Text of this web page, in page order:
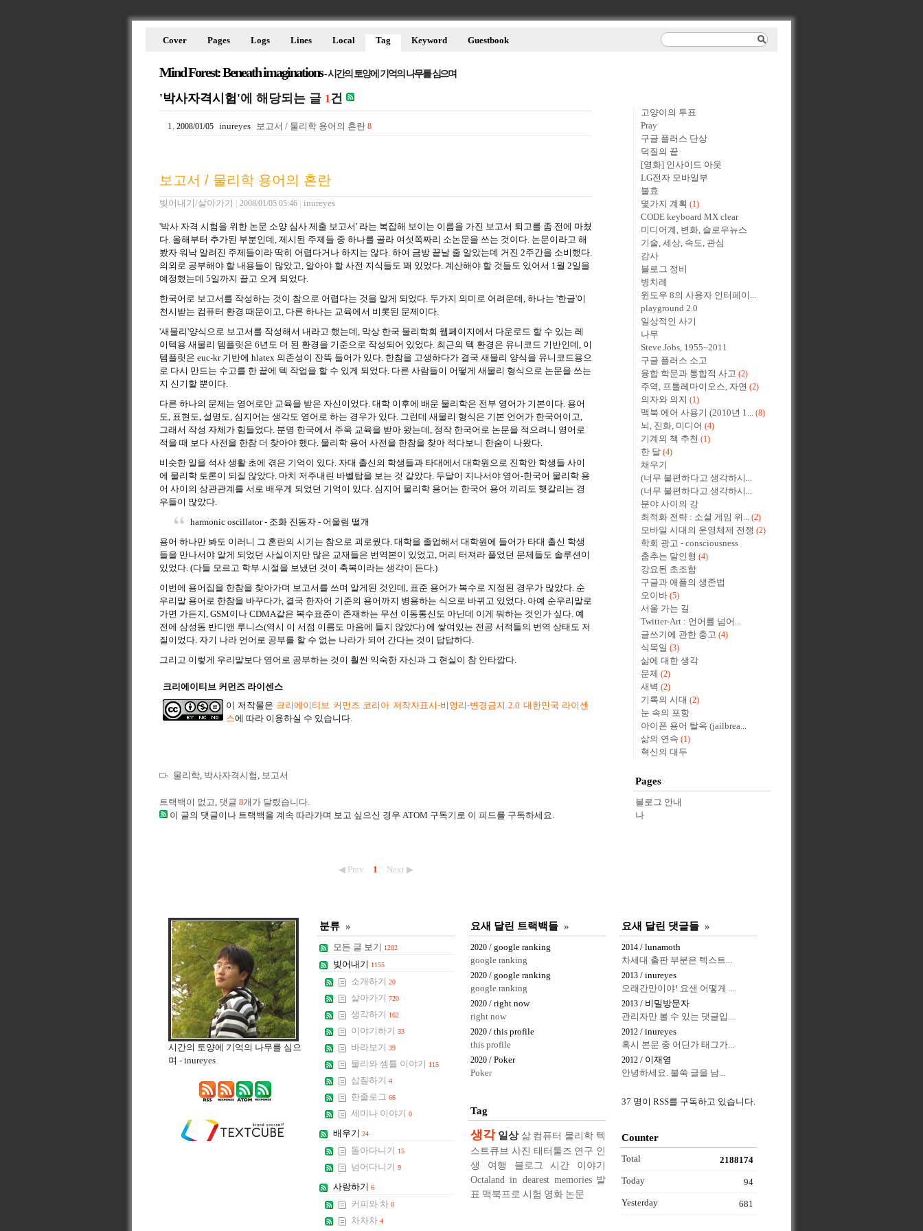
Mind Forest: Beneath imaginations- 시간의 토양에 기억의 나무를 심으며
Cover Pages Logs Lines Local Tag Keyword Guestbook
'박사자격시험'에 해당되는 글 1건
2008/01/05 inureyes 보고서 / 물리학 용어의 혼란 8
보고서 / 물리학 용어의 혼란
빚어내기/살아가기 2008/01/05 05:46 inureyes
'박사 자격 시험을 위한 논문 소양 심사 제출 보고서' 라는 복잡해 보이는 이름을 가진 보고서 퇴고를 좀 전에 마쳤
다. 올해부터 추가된 부분인데, 제시된 주제들 중 하나를 골라 여섯쪽짜리 소논문을 쓰는 것이다. 논문이라고 해
봤자 워낙 알려진 주제들이라 딱히 어렵다거나 하지는 않다. 하여 금방 끝날 줄 알았는데 거진 2주간을 소비했다.
의외로 공부해야 할 내용들이 많았고, 알아야 할 사전 지식들도 꽤 있었다. 계산해야 할 것들도 있어서 1월 2일을
예정했는데 5일까지 끌고 오게 되었다.
한국어로 보고서를 작성하는 것이 참으로 어렵다는 것을 알게 되었다. 두가지 의미로 어려운데, 하나는 '한글'이
천시받는 컴퓨터 환경 때문이고, 다른 하나는 교육에서 비롯된 문제이다.
'새물리'양식으로 보고서를 작성해서 내라고 했는데, 막상 한국 물리학회 웹페이지에서 다운로드 할 수 있는 레
이텍용 새물리 템플릿은 6년도 더 된 환경을 기준으로 작성되어 있었다. 최근의 텍 환경은 유니코드 기반인데, 이
템플릿은 euc-kr 기반에 hlatex 의존성이 잔뜩 들어가 있다. 한참을 고생하다가 결국 새물리 양식을 유니코드용으
로 다시 만드는 수고를 한 끝에 텍 작업을 할 수 있게 되었다. 다른 사람들이 어떻게 새물리 형식으로 논문을 쓰는
지 신기할 뿐이다.
다른 하나의 문제는 영어로만 교육을 받은 자신이었다. 대학 이후에 배운 물리학은 전부 영어가 기본이다. 용어
도, 표현도, 설명도, 심지어는 생각도 영어로 하는 경우가 있다. 그런데 새물리 형식은 기본 언어가 한국어이고,
그래서 작성 자체가 힘들었다. 분명 한국에서 주욱 교육을 받아 왔는데, 정작 한국어로 논문을 적으려니 영어로
적을 때 보다 사전을 한참 더 찾아야 했다. 물리학 용어 사전을 한참을 찾아 적다보니 한숨이 나왔다.
비슷한 일을 석사 생활 초에 겪은 기억이 있다. 자대 출신의 학생들과 타대에서 대학원으로 진학안 학생들 사이
에 물리학 토론이 되질 않았다. 마치 저주내린 바벨탑을 보는 것 같았다. 두달이 지나서야 영어-한국어 물리학 용
어 사이의 상관관계를 서로 배우게 되었던 기억이 있다. 심지어 물리학 용어는 한국어 용어 끼리도 햇갈리는 경
우들이 많았다.
harmonic oscillator - 조화 진동자 - 어울림 떨개
용어 하나만 봐도 이러니 그 혼란의 시기는 참으로 괴로웠다. 대학을 졸업해서 대학원에 들어가 타대 출신 학생
들을 만나서야 알게 되었던 사실이지만 많은 교재들은 번역본이 있었고, 머리 터져라 풀었던 문제들도 솔루션이
있었다. (다들 모르고 학부 시절을 보냈던 것이 축복이라는 생각이 든다.)
이번에 용어집을 한참을 찾아가며 보고서를 쓰며 알게된 것인데, 표준 용어가 복수로 지정된 경우가 많았다. 순
우리말 용어로 한참을 바꾸다가, 결국 한자어 기준의 용어까지 병용하는 식으로 바뀌고 있었다. 아예 순우리말로
가면 가든지, GSM이나 CDMA같은 복수표준이 존재하는 무선 이동통신도 아닌데 이게 뭐하는 것인가 싶다. 예
전에 삼성동 반디앤 루니스(역시 이 서점 이름도 마음에 들지 않았다) 에 쌓여있는 전공 서적들의 번역 상태도 저
질이었다. 자기 나라 언어로 공부를 할 수 없는 나라가 되어 간다는 것이 답답하다.
그리고 이렇게 우리말보다 영어로 공부하는 것이 훨씬 익숙한 자신과 그 현실이 참 안타깝다.
크리에이티브 커먼즈 라이센스
이 저작물은 크리에이티브 커먼즈 코리아 저작자표시-비영리-변경금지 2.0 대한민국 라이센
스에 따라 이용하실 수 있습니다.
물리학, 박사자격시험, 보고서
트랙백이 없고, 댓글 8개가 달렸습니다.
이 글의 댓글이나 트랙백을 계속 따라가며 보고 싶으신 경우 ATOM 구독기로 이 피드를 구독하세요.
◀ Prev 1 Next ▶
고양이의 투표
Pray
구글 플러스 단상
덕질의 끝
[영화] 인사이드 아웃
LG전자 모바일부
불효
몇가지 계획 (1)
CODE keyboard MX clear
미디어계, 변화, 슬로우뉴스
기술, 세상, 속도, 관심
감사
블로그 정비
병치레
윈도우 8의 사용자 인터페이...
playground 2.0
일상적인 사기
나무
Steve Jobs, 1955~2011
구글 플러스 소고
융합 학문과 통합적 사고 (2)
주역, 프톨레마이오스, 자연 (2)
의자와 의지 (1)
맥북 에어 사용기 (2010년 1... (8)
뇌, 진화, 미디어 (4)
기계의 책 추천 (1)
한 달 (4)
채우기
(너무 불편하다고 생각하시...
(너무 불편하다고 생각하시...
분야 사이의 강
최적화 전략 : 소셜 게임 위... (2)
모바일 시대의 운영체제 전쟁 (2)
학회 광고 - consciousness
춤추는 말인형 (4)
강요된 초조함
구글과 애플의 생존법
오이바 (5)
서울 가는 길
Twitter-Art : 언어를 넘어...
글쓰기에 관한 충고 (4)
식목일 (3)
삶에 대한 생각
문제
(2)
새벽 (2)
기록의 시대 (2)
눈 속의 포항
아이폰 용어 탈옥 (jailbrea...
삶의 연속 (1)
혁신의 대두
Pages
블로그 안내
나
시간의 토양에 기억의 나무를 심으
며 - inureyes
분류 »
모든 글 보기 1202
빚어내기 1155
소개하기 20
살아가기 720
생각하기 162
이야기하기 33
바라보기 39
물리와 셈틀 이야기 115
삽질하기 4
한줄로그 66
세미나 이야기 0
배우기 24
돌아다니기 15
넘어다니기 9
사랑하기 6
커피와 차 0
차차차 4
요새 달린 트랙백들 »
2020 / google ranking
google ranking
2020 / google ranking
google ranking
2020 / right now
right now
2020 / this profile
this profile
2020 / Poker
Poker
요새 달린 댓글들 »
2014 / lunamoth
차세대 출판 부분은 텍스트...
2013 / inureyes
오래간만이야! 요샌 어떻게 ...
2013 / 비밀방문자
관리자만 볼 수 있는 댓글입...
2012 / inureyes
혹시 본문 중 어딘가 태그가...
2012 / 이재영
안녕하세요. 불쑥 글을 남...
Tag
생각 일상 삶 컴퓨터 물리학 텍
스트큐브 사진 태터툴즈 연구 인
생
여행 블로그 시간
이야기
Octaland in dearest memories 발
표 맥북프로 시험 영화 논문
37 명이 RSS를 구독하고 있습니다.
Counter
Total 2188174
Today 94
Yesterday 681